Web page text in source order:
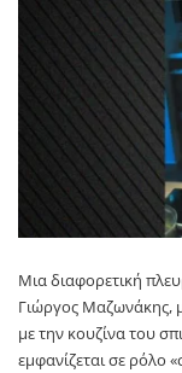
Μια διαφορετική
Γιώργος Μαζωνάκης,
με την κουζίνα του
εμφανίζεται σε ρόλο